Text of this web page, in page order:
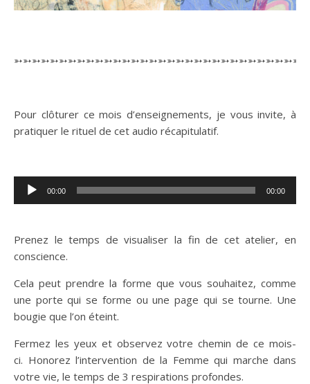
Pour clôturer ce mois d’enseignements, je vous invite, à
pratiquer le rituel de cet audio récapitulatif.
Lecteur 00:00 00:00
Prenez le temps de visualiser la fin de cet atelier, en
conscience.
Cela peut prendre la forme que vous souhaitez, comme
une porte qui se forme ou une page qui se tourne. Une
bougie que l’on éteint.
Fermez les yeux et observez votre chemin de ce mois-
ci. Honorez l’intervention de la Femme qui marche dans
votre vie, le temps de 3 respirations profondes.